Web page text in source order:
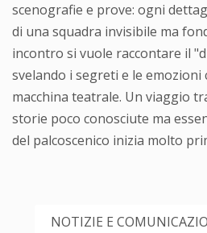
scenografie e prove: ogni
di una squadra invisibile ma
incontro si vuole raccontare il
svelando i segreti e le emozioni
macchina teatrale. Un viaggio
storie poco conosciute ma
del palcoscenico inizia molto
NOTIZIE E